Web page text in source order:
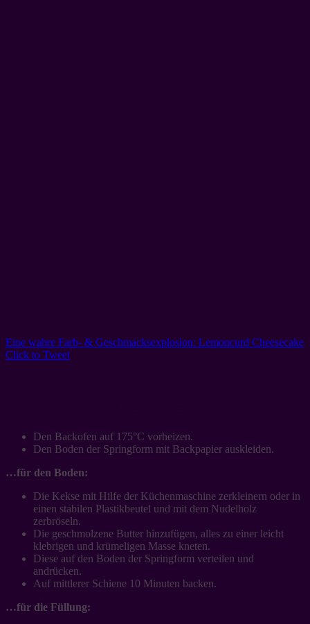
Eine wahre Farb- & Geschmacksexplosion: Lemoncurd Cheesecake
Click to Tweet
Den Backofen auf 175°C vorheizen.
Den Boden der Springform mit Backpapier auskleiden.
…für den Boden:
Die Kekse mit Hilfe der Küchenmaschine zerkleinern oder in
einen stabilen Plastikbeutel und mit dem Nudelholz
zerbröseln.
Die geschmolzene Butter hinzufügen, alles zu einer leicht
klebrigen und krümeligen Masse kneten.
Diese auf den Boden der Springform verteilen und
andrücken.
Auf mittlerer Schiene 10 Minuten backen.
…für die Füllung: